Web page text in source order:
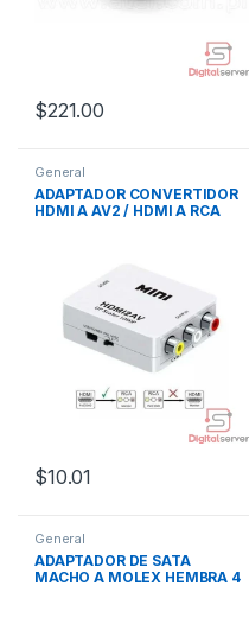
$221.00
General
ADAPTADOR CONVERTIDOR
HDMI A AV2 / HDMI A RCA
$10.01
General
ADAPTADOR DE SATA
MACHO A MOLEX HEMBRA 4